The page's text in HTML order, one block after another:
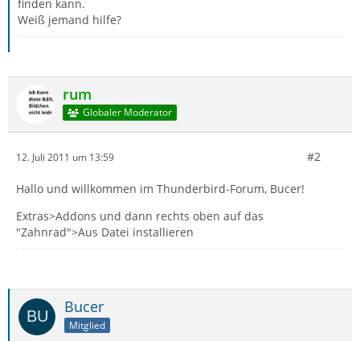
finden kann.
Weiß jemand hilfe?
rum
Globaler Moderator
12. Juli 2011 um 13:59 #2
Hallo und willkommen im Thunderbird-Forum, Bucer!
Extras>Addons und dann rechts oben auf das
"Zahnrad">Aus Datei installieren
Bucer
Mitglied